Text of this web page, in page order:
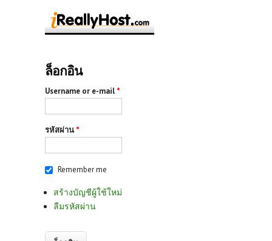
ล็อกอิน
Username or e-mail *
รหัสผ่าน *
Remember me
สร้างบัญชีผู้ใช้ใหม่
ลืมรหัสผ่าน